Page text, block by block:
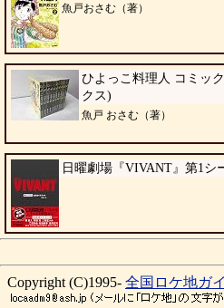
魚戸おさむ（著）
ひよっこ料理人 コミッ
クス)
魚戸 おさむ（著）
日曜劇場『VIVANT』第1シ
Copyright (C)1995- 全国ロケ地ガ